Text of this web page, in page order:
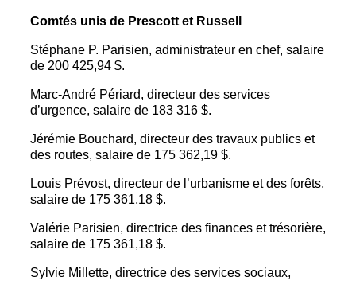
Comtés unis de Prescott et Russell
Stéphane P. Parisien, administrateur en chef, salaire
de 200 425,94 $.
Marc-André Périard, directeur des services
d’urgence, salaire de 183 316 $.
Jérémie Bouchard, directeur des travaux publics et
des routes, salaire de 175 362,19 $.
Louis Prévost, directeur de l’urbanisme et des forêts,
salaire de 175 361,18 $.
Valérie Parisien, directrice des finances et trésorière,
salaire de 175 361,18 $.
Sylvie Millette, directrice des services sociaux,